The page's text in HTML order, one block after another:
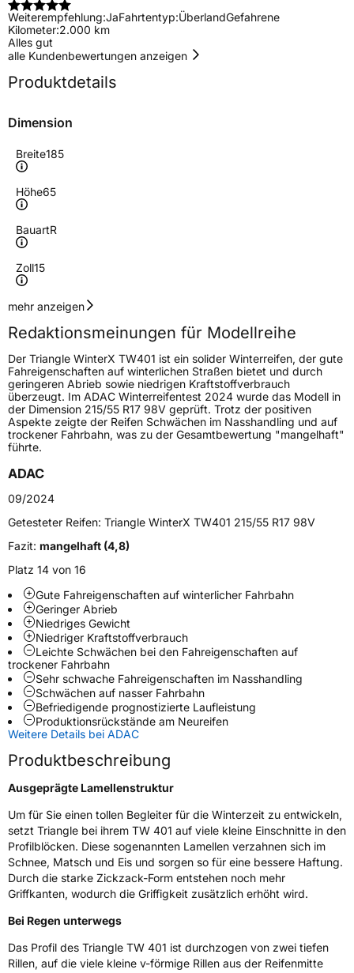
Weiterempfehlung:JaFahrtentyp:ÜberlandGefahrene
Kilometer:2.000 km
Alles gut
alle Kundenbewertungen anzeigen
Produktdetails
Dimension
Breite185
Höhe65
BauartR
Zoll15
Geschwindigkeitsindex
Höchstgeschwindigkeit
210 km/h
Lastindex88
Höchstlast560 kg
Gewicht (in kg)8,82 kg
Fahrzeugtyp
VerwendungWinterreifen
ModellnameWinterX TW401
FahrzeugartPKW & SUV
Weitere Eigenschaften
SchlauchtypTL
ZustandNeureifen
M+SJa
EU Label
EffizienzE
NasshaftungC
Rollgeräusch (Klasse)B
Rollgeräusch (dB)70
FahrzeugklasseC1
3PMSF / Schneeflockensymbol / Alpine-Symbol Ja
mehr anzeigen
Redaktionsmeinungen für Modellreihe
Der Triangle WinterX TW401 ist ein solider Winterreifen, der gute
Fahreigenschaften auf winterlichen Straßen bietet und durch
geringeren Abrieb sowie niedrigen Kraftstoffverbrauch
überzeugt. Im ADAC Winterreifentest 2024 wurde das Modell in
der Dimension 215/55 R17 98V geprüft. Trotz der positiven
Aspekte zeigte der Reifen Schwächen im Nasshandling und auf
trockener Fahrbahn, was zu der Gesamtbewertung "mangelhaft"
führte.
ADAC
09/2024
Getesteter Reifen: Triangle WinterX TW401 215/55 R17 98V
Fazit: mangelhaft (4,8)
Platz 14 von 16
Gute Fahreigenschaften auf winterlicher Fahrbahn
Geringer Abrieb
Niedriges Gewicht
Niedriger Kraftstoffverbrauch
Leichte Schwächen bei den Fahreigenschaften auf
trockener Fahrbahn
Sehr schwache Fahreigenschaften im Nasshandling
Schwächen auf nasser Fahrbahn
Befriedigende prognostizierte Laufleistung
Produktionsrückstände am Neureifen
Weitere Details bei ADAC
Produktbeschreibung
Ausgeprägte Lamellenstruktur
Um für Sie einen tollen Begleiter für die Winterzeit zu entwickeln,
setzt Triangle bei ihrem TW 401 auf viele kleine Einschnitte in den
Profilblöcken. Diese sogenannten Lamellen verzahnen sich im
Schnee, Matsch und Eis und sorgen so für eine bessere Haftung.
Durch die starke Zickzack-Form entstehen noch mehr
Griffkanten, wodurch die Griffigkeit zusätzlich erhöht wird.
Bei Regen unterwegs
Das Profil des Triangle TW 401 ist durchzogen von zwei tiefen
Rillen, auf die viele kleine v-förmige Rillen aus der Reifenmitte